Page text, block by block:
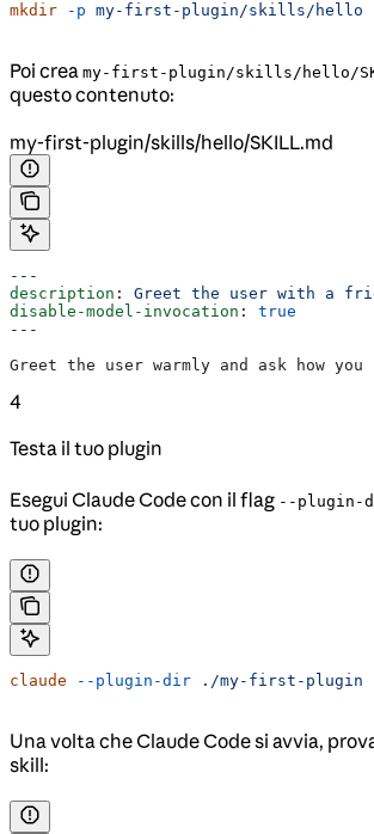
mkdir -p my-first-plugin/skills/hello
Poi crea my-first-plugin/skills/hello/
questo contenuto:
my-first-plugin/skills/hello/SKILL.md
---
description : Greet the user with a
disable-model-invocation : true
---
Greet the user warmly and ask how
4
Testa il tuo plugin
Esegui Claude Code con il flag --plugin-
tuo plugin:
claude --plugin-dir ./my-first-plugin
Una volta che Claude Code si avvia,
skill: